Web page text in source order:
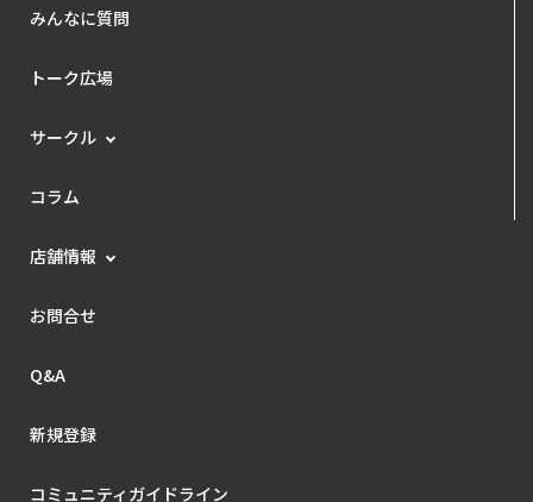
みんなに質問
トーク広場
サークル
コラム
店舗情報
お問合せ
Q&A
新規登録
コミュニティガイドライン